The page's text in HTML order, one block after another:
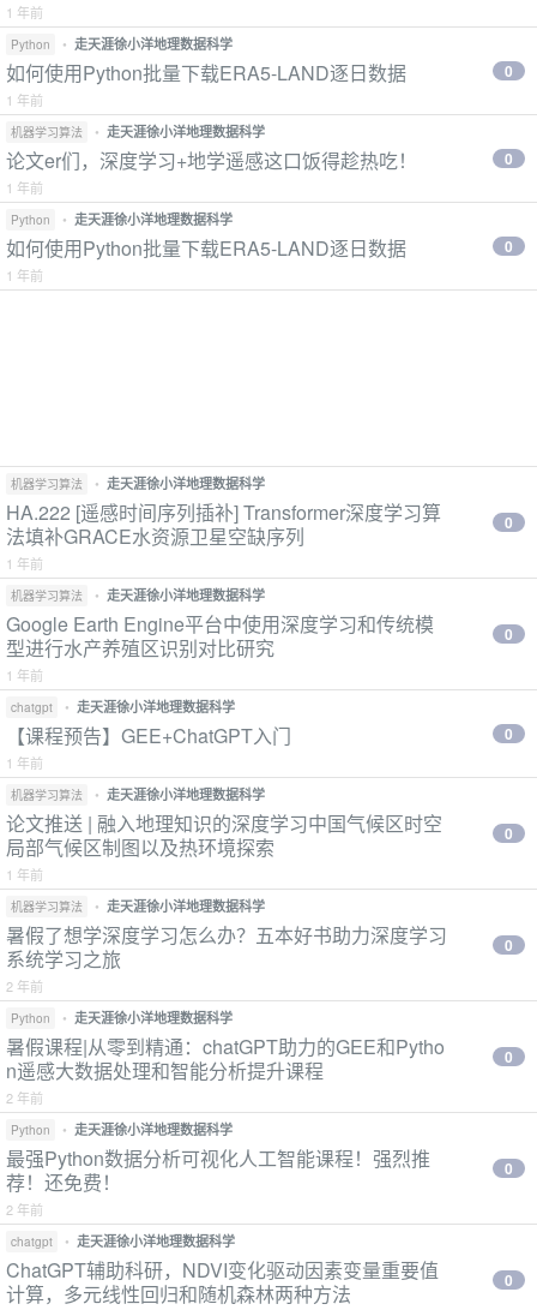
1 年前
Python • 走天涯徐小洋地理数据科学
如何使用Python批量下载ERA5-LAND逐日数据
1 年前
0
机器学习算法 • 走天涯徐小洋地理数据科学
论文er们，深度学习+地学遥感这口饭得趁热吃！
1 年前
0
Python • 走天涯徐小洋地理数据科学
如何使用Python批量下载ERA5-LAND逐日数据
1 年前
0
机器学习算法 • 走天涯徐小洋地理数据科学
HA.222 [遥感时间序列插补] Transformer深度学习算
法填补GRACE水资源卫星空缺序列
1 年前
0
机器学习算法 • 走天涯徐小洋地理数据科学
Google Earth Engine平台中使用深度学习和传统模
型进行水产养殖区识别对比研究
1 年前
0
chatgpt • 走天涯徐小洋地理数据科学
【课程预告】GEE+ChatGPT入门
1 年前
0
机器学习算法 • 走天涯徐小洋地理数据科学
论文推送 | 融入地理知识的深度学习中国气候区时空
局部气候区制图以及热环境探索
1 年前
0
机器学习算法 • 走天涯徐小洋地理数据科学
暑假了想学深度学习怎么办？五本好书助力深度学习
系统学习之旅
2 年前
0
Python • 走天涯徐小洋地理数据科学
暑假课程|从零到精通：chatGPT助力的GEE和Pytho
n遥感大数据处理和智能分析提升课程
2 年前
0
Python • 走天涯徐小洋地理数据科学
最强Python数据分析可视化人工智能课程！强烈推
荐！还免费！
2 年前
0
chatgpt • 走天涯徐小洋地理数据科学
ChatGPT辅助科研，NDVI变化驱动因素变量重要值
计算，多元线性回归和随机森林两种方法
0